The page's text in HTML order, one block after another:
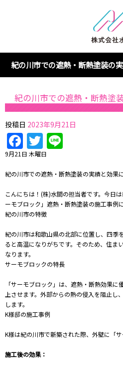
紀の川市での遮熱・断熱塗装の
紀の川市での遮熱・断熱塗
投稿日 2023年9月21日
Facebook
Twitter
9月21日 木曜日
紀の川市での遮熱・断熱塗装の実績と効果
こんにちは！(株)水間の担当者です。今日
ーモブロック」遮熱・断熱塗装の施工事例
紀の川市の特徴
紀の川市は和歌山県の北部に位置し、四季
ると高温になりがちです。そのため、住ま
なります。
サーモブロックの特長
「サーモブロック」は、遮熱・断熱効果
上させます。外部からの熱の侵入を阻止し
します。
K様邸の施工事例
K様は紀の川市で新築された際、外壁に「
施工後の効果：